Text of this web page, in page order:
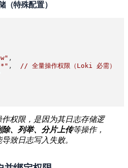
特殊配置）
,
, // 全量操作权限（Loki
必需）
作权限，是因为其日志存储逻
、列举、分片上传等操作，
致日志写入失败。